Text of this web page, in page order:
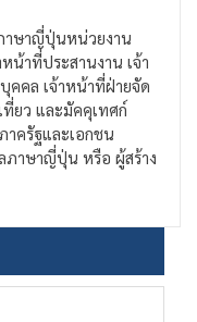
ษาญี่ปุ่นหน่วยงาน
น้าที่ประสานงาน เจ้า
คคล เจ้าหน้าที่ฝ่ายจัด
ยว และมัคคุเทศก์
รัฐและเอกชน
ษาญี่ปุ่น หรือ ผู้สร้าง